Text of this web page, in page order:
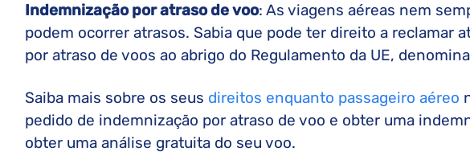
Indemnização por atraso de voo: As viagens aéreas nem
podem ocorrer atrasos. Sabia que pode ter direito a reclamar
por atraso de voos ao abrigo do Regulamento da UE,
Saiba mais sobre os seus direitos enquanto passageiro aéreo
pedido de indemnização por atraso de voo e obter uma
obter uma análise gratuita do seu voo.